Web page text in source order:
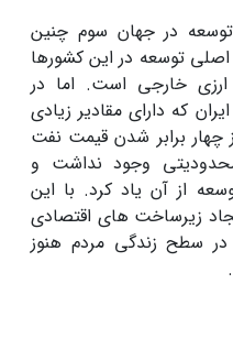
در جهان سوم چنین
اصلی توسعه در این کشورها
خارجی است. اما در
که دارای مقادیر زیادی
برابر شدن قیمت نفت
چنین محدودیتی وجود نداشت و
از آن یاد کرد. با این
زیرساخت های اقتصادی
سطح زندگی مردم هنوز